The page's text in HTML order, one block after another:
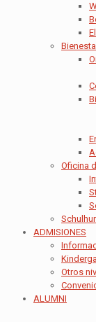
Oficina
ADMISIONES
Otros
ALUMNI